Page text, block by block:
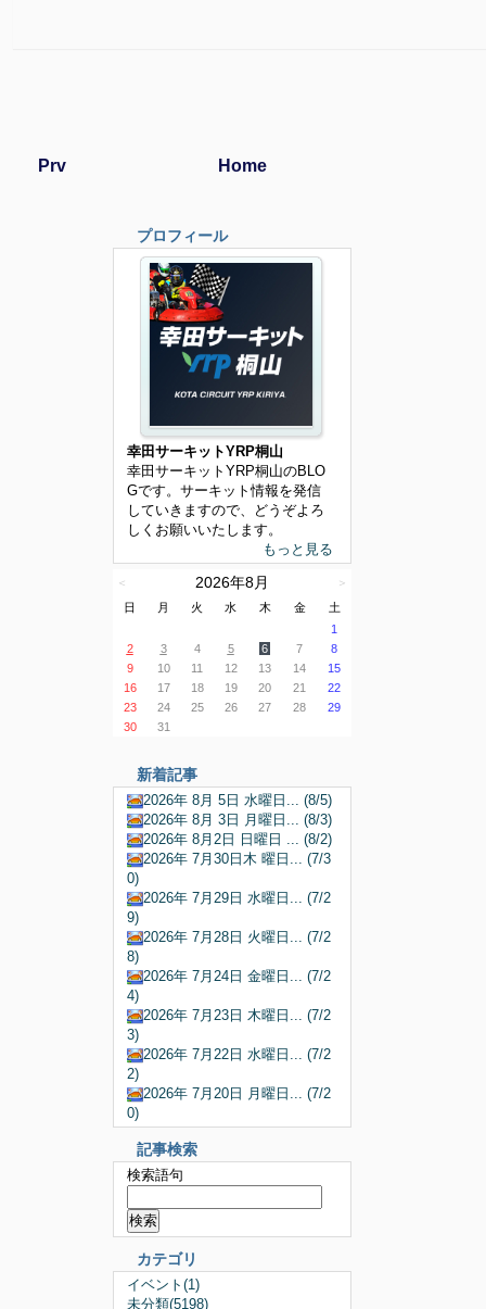
Prv Home
プロフィール
幸田サーキットYRP桐山
幸田サーキットYRP桐山のBLO
Gです。サーキット情報を発信
していきますので、どうぞよろ
しくお願いいたします。
もっと見る
＜ 2026年8月
＞
日
月 火 水 木 金
土
1
2
3 4 5 6 7
8
9
10 11 12 13 14
15
16
17 18 19 20 21
22
23
24 25 26 27 28
29
30
31
新着記事
2026年 8月 5日 水曜日... (8/5)
2026年 8月 3日 月曜日... (8/3)
2026年 8月2日 日曜日 ... (8/2)
2026年 7月30日木 曜日... (7/3
0)
2026年 7月29日 水曜日... (7/2
9)
2026年 7月28日 火曜日... (7/2
8)
2026年 7月24日 金曜日... (7/2
4)
2026年 7月23日 木曜日... (7/2
3)
2026年 7月22日 水曜日... (7/2
2)
2026年 7月20日 月曜日... (7/2
0)
記事検索
検索語句
カテゴリ
イベント(1)
未分類(5198)